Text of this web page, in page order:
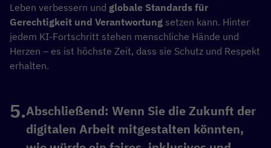
Leben verbessern und globale Standards für
Gerechtigkeit und Verantwortung setzen kann. Hinter
jedem KI-Fortschritt stehen menschliche Hände und
Herzen – es ist höchste Zeit, dass sie Schutz und Respekt
erhalten.
Abschließend: Wenn Sie die Zukunft der
digitalen Arbeit mitgestalten könnten,